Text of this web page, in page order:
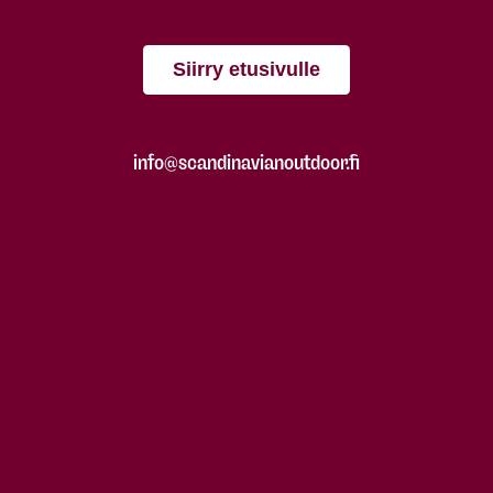
Siirry etusivulle
info@scandinavianoutdoor.fi